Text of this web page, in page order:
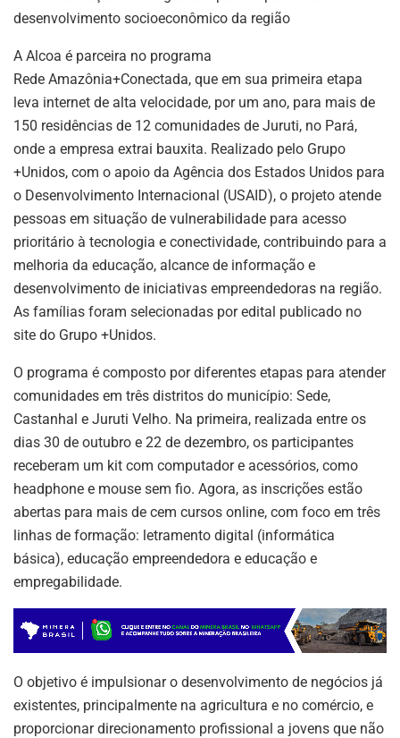
desenvolvimento socioeconômico da região
A Alcoa é parceira no programa
Rede Amazônia+Conectada, que em sua primeira etapa
leva internet de alta velocidade, por um ano, para mais de
150 residências de 12 comunidades de Juruti, no Pará,
onde a empresa extrai bauxita. Realizado pelo Grupo
+Unidos, com o apoio da Agência dos Estados Unidos para
o Desenvolvimento Internacional (USAID), o projeto atende
pessoas em situação de vulnerabilidade para acesso
prioritário à tecnologia e conectividade, contribuindo para a
melhoria da educação, alcance de informação e
desenvolvimento de iniciativas empreendedoras na região.
As famílias foram selecionadas por edital publicado no
site do Grupo +Unidos.
O programa é composto por diferentes etapas para atender
comunidades em três distritos do município: Sede,
Castanhal e Juruti Velho. Na primeira, realizada entre os
dias 30 de outubro e 22 de dezembro, os participantes
receberam um kit com computador e acessórios, como
headphone e mouse sem fio. Agora, as inscrições estão
abertas para mais de cem cursos online, com foco em três
linhas de formação: letramento digital (informática
básica), educação empreendedora e educação e
empregabilidade.
O objetivo é impulsionar o desenvolvimento de negócios já
existentes, principalmente na agricultura e no comércio, e
proporcionar direcionamento profissional a jovens que não